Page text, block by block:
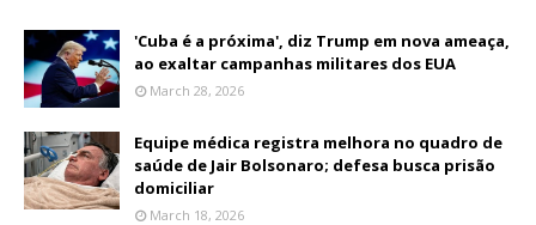
'Cuba é a próxima', diz Trump em nova ameaça,
ao exaltar campanhas militares dos EUA
March 28, 2026
Equipe médica registra melhora no quadro de
saúde de Jair Bolsonaro; defesa busca prisão
domiciliar
March 18, 2026